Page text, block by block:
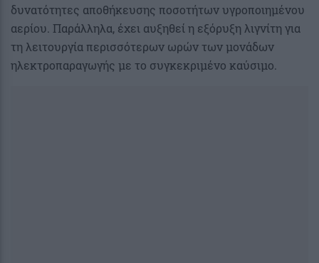
δυνατότητες αποθήκευσης ποσοτήτων υγροποιημένου
αερίου. Παράλληλα, έχει αυξηθεί η εξόρυξη λιγνίτη για
τη λειτουργία περισσότερων ωρών των μονάδων
ηλεκτροπαραγωγής με το συγκεκριμένο καύσιμο.